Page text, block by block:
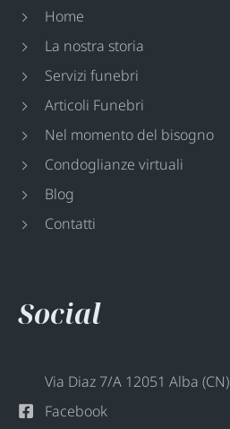
Home
La nostra storia
Servizi funebri
Articoli Funebri
Nel momento del bisogno
Condoglianze virtuali
Blog
Contatti
Social
Via Diaz 7/A 12051 Alba (CN)
Facebook